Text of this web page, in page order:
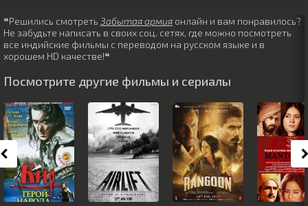
❝Решились смотреть Забытая армия онлайн и вам понравилось?
Не забудьте написать в своих соц. сетях, где можно посмотреть
все индийские фильмы с переводом на русском языке и в
хорошем HD качестве!❝
Посмотрите другие фильмы и сериалы